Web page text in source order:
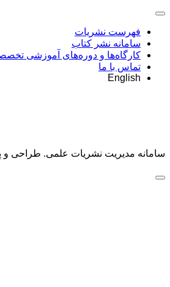
فهرست نشریات
سامانه نشر کتاب
کارگاه‌ها و دوره‌های آموزشی
تماس با ما
English
سامانه مدیریت نشریات علمی. طراحی و